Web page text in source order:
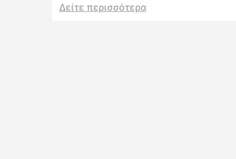
Δείτε περισσότερα